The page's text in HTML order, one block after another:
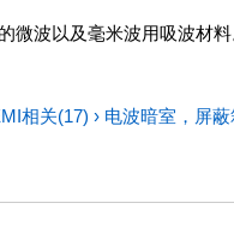
微波以及毫米波用吸波材料
相关(17) › 电波暗室，屏